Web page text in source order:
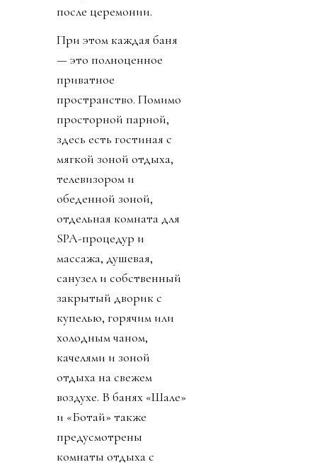
после церемонии.
При этом каждая баня
— это полноценное
приватное
пространство. Помимо
просторной парной,
здесь есть гостиная с
мягкой зоной отдыха,
телевизором и
обеденной зоной,
отдельная комната для
SPA-процедур и
массажа, душевая,
санузел и собственный
закрытый дворик с
купелью, горячим или
холодным чаном,
качелями и зоной
отдыха на свежем
воздухе. В банях «Шале»
и «Ботай» также
предусмотрены
комнаты отдыха с